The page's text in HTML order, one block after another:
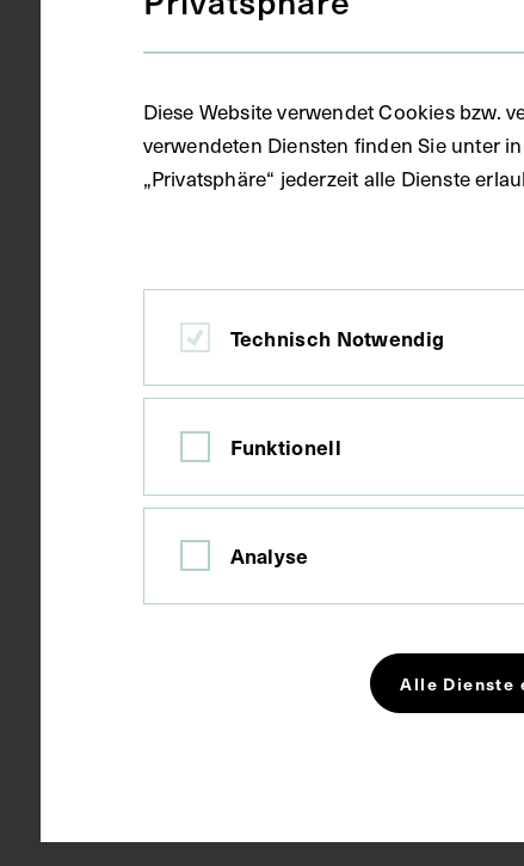
Karton
Die
angefertigt
Diese Website verwendet Cookies bzw.
verwendeten Diensten finden Sie unter
„Privatsphäre“ jederzeit alle Dienste
Technisch Notwendig
Funktionell
Analyse
Alle Dienste